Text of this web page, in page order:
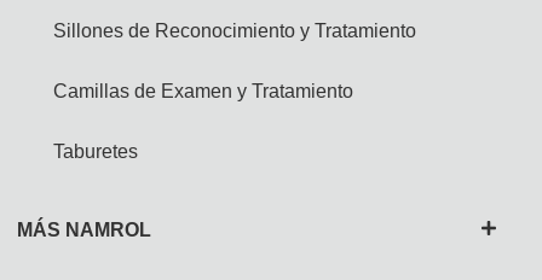
Sillones de Reconocimiento y Tratamiento
Camillas de Examen y Tratamiento
Taburetes
MÁS NAMROL